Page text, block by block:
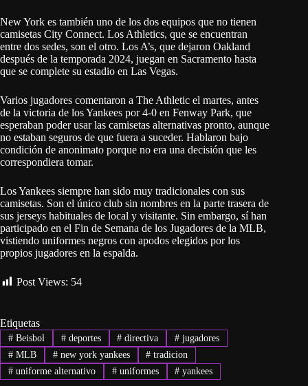
New York es también uno de los dos equipos que no tienen
camisetas City Connect. Los Athletics, que se encuentran
entre dos sedes, son el otro. Los A’s, que dejaron Oakland
después de la temporada 2024, juegan en Sacramento hasta
que se complete su estadio en Las Vegas.
Varios jugadores comentaron a The Athletic el martes, antes
de la victoria de los Yankees por 4-0 en Fenway Park, que
esperaban poder usar las camisetas alternativas pronto, aunque
no estaban seguros de que fuera a suceder. Hablaron bajo
condición de anonimato porque no era una decisión que les
correspondiera tomar.
Los Yankees siempre han sido muy tradicionales con sus
camisetas. Son el único club sin nombres en la parte trasera de
sus jerseys habituales de local y visitante. Sin embargo, sí han
participado en el Fin de Semana de los Jugadores de la MLB,
vistiendo uniformes negros con apodos elegidos por los
propios jugadores en la espalda.
Post Views: 54
Etiquetas
#Beisbol #deportes # directiva # jugadores
#MLB #new york yankees # tradicion
#uniforme alternativo #uniformes # yankees